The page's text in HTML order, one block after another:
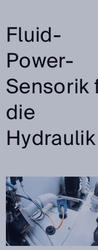
Fluid-
Power-
Sensorik
die
Hydraulik